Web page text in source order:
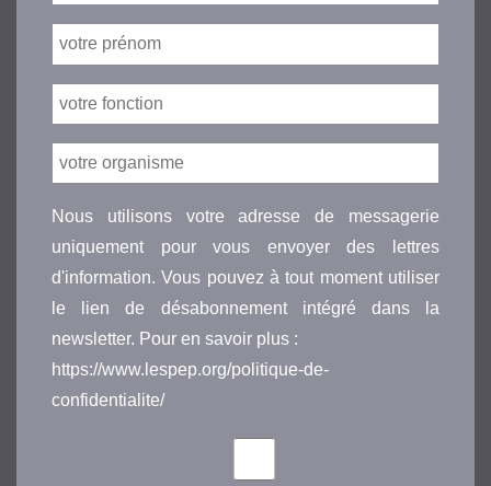
Nous utilisons votre adresse de messagerie
uniquement pour vous envoyer des lettres
d'information. Vous pouvez à tout moment utiliser
le lien de désabonnement intégré dans la
newsletter. Pour en savoir plus :
https://www.lespep.org/politique-de-
confidentialite/